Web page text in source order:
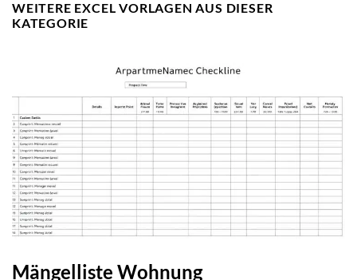
WEITERE EXCEL VORLAGEN AUS DIESER
KATEGORIE
Mängelliste Wohnung